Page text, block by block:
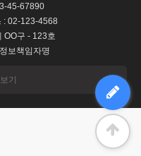
45-67890
: 02-123-4568
OO구 - 123호
보책임자명
기